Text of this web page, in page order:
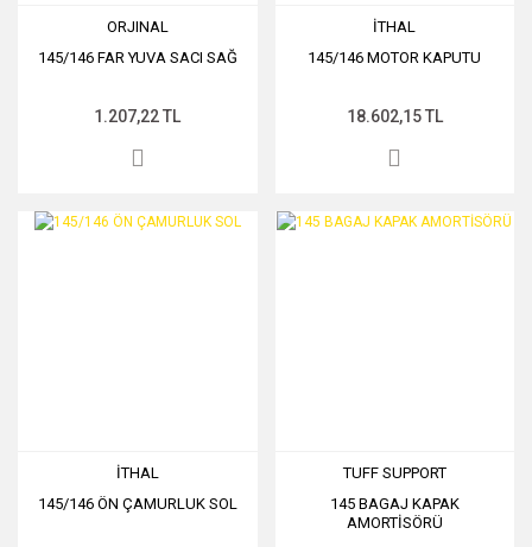
ORJINAL
145/146 FAR YUVA SACI SAĞ
1.207,22 TL
İTHAL
145/146 MOTOR KAPUTU
18.602,15 TL
İTHAL
145/146 ÖN ÇAMURLUK SOL
TUFF SUPPORT
145 BAGAJ KAPAK
AMORTİSÖRÜ